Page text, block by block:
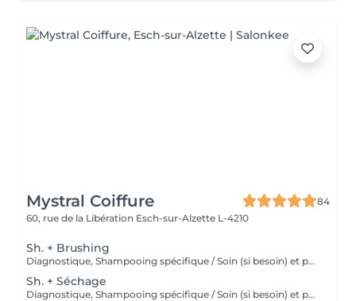
Mystral Coiffure
84
60, rue de la Libération Esch-sur-Alzette L-4210
Sh. + Brushing
Diagnostique, Shampooing spécifique / Soin (si besoin) et produits de coiffage inclus
Sh. + Séchage
Diagnostique, Shampooing spécifique / Soin (si besoin) et produits de coiffage inclus